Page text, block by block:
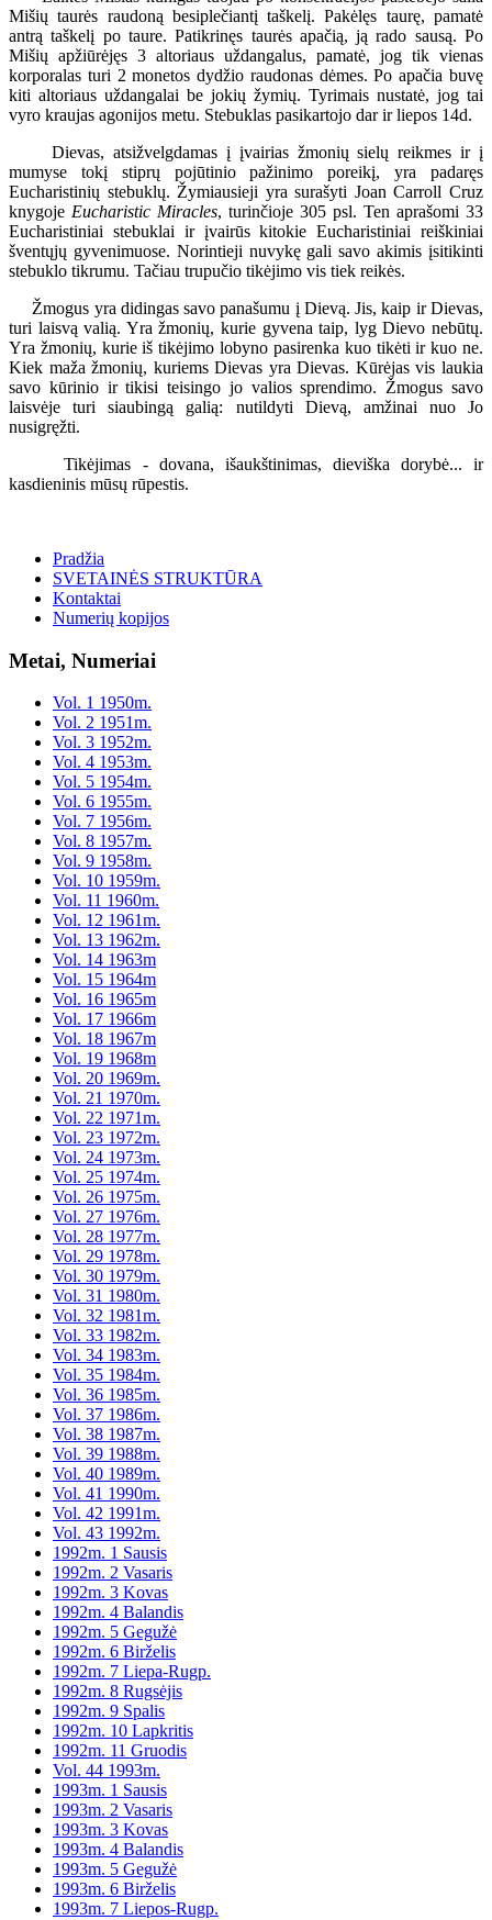
Mišių taurės raudoną besiplečiantį taškelį. Pakėlęs taurę, pamatė
antrą taškelį po taure. Patikrinęs taurės apačią, ją rado sausą. Po
Mišių apžiūrėjęs 3 altoriaus uždangalus, pamatė, jog tik vienas
korporalas turi 2 monetos dydžio raudonas dėmes. Po apačia buvę
kiti altoriaus uždangalai be jokių žymių. Tyrimais nustatė, jog tai
vyro kraujas agonijos metu. Stebuklas pasikartojo dar ir liepos 14d.
Dievas, atsižvelgdamas į įvairias žmonių sielų reikmes ir į
mumyse tokį stiprų pojūtinio pažinimo poreikį, yra padaręs
Eucharistinių stebuklų. Žymiausieji yra surašyti Joan Carroll Cruz
knygoje Eucharistic Miracles, turinčioje 305 psl. Ten aprašomi 33
Eucharistiniai stebuklai ir įvairūs kitokie Eucharistiniai reiškiniai
šventųjų gyvenimuose. Norintieji nuvykę gali savo akimis įsitikinti
stebuklo tikrumu. Tačiau trupučio tikėjimo vis tiek reikės.
Žmogus yra didingas savo panašumu į Dievą. Jis, kaip ir Dievas,
turi laisvą valią. Yra žmonių, kurie gyvena taip, lyg Dievo nebūtų.
Yra žmonių, kurie iš tikėjimo lobyno pasirenka kuo tikėti ir kuo ne.
Kiek maža žmonių, kuriems Dievas yra Dievas. Kūrėjas vis laukia
savo kūrinio ir tikisi teisingo jo valios sprendimo. Žmogus savo
laisvėje turi siaubingą galią: nutildyti Dievą, amžinai nuo Jo
nusigręžti.
Tikėjimas - dovana, išaukštinimas, dieviška dorybė... ir
kasdieninis mūsų rūpestis.
Pradžia
SVETAINĖS STRUKTŪRA
Kontaktai
Numerių kopijos
Metai, Numeriai
Vol. 1 1950m.
Vol. 2 1951m.
Vol. 3 1952m.
Vol. 4 1953m.
Vol. 5 1954m.
Vol. 6 1955m.
Vol. 7 1956m.
Vol. 8 1957m.
Vol. 9 1958m.
Vol. 10 1959m.
Vol. 11 1960m.
Vol. 12 1961m.
Vol. 13 1962m.
Vol. 14 1963m
Vol. 15 1964m
Vol. 16 1965m
Vol. 17 1966m
Vol. 18 1967m
Vol. 19 1968m
Vol. 20 1969m.
Vol. 21 1970m.
Vol. 22 1971m.
Vol. 23 1972m.
Vol. 24 1973m.
Vol. 25 1974m.
Vol. 26 1975m.
Vol. 27 1976m.
Vol. 28 1977m.
Vol. 29 1978m.
Vol. 30 1979m.
Vol. 31 1980m.
Vol. 32 1981m.
Vol. 33 1982m.
Vol. 34 1983m.
Vol. 35 1984m.
Vol. 36 1985m.
Vol. 37 1986m.
Vol. 38 1987m.
Vol. 39 1988m.
Vol. 40 1989m.
Vol. 41 1990m.
Vol. 42 1991m.
Vol. 43 1992m.
1992m. 1 Sausis
1992m. 2 Vasaris
1992m. 3 Kovas
1992m. 4 Balandis
1992m. 5 Gegužė
1992m. 6 Birželis
1992m. 7 Liepa-Rugp.
1992m. 8 Rugsėjis
1992m. 9 Spalis
1992m. 10 Lapkritis
1992m. 11 Gruodis
Vol. 44 1993m.
1993m. 1 Sausis
1993m. 2 Vasaris
1993m. 3 Kovas
1993m. 4 Balandis
1993m. 5 Gegužė
1993m. 6 Birželis
1993m. 7 Liepos-Rugp.